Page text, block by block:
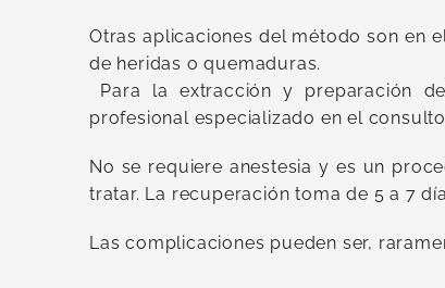
Otras aplicaciones del método son en
de heridas o quemaduras.
Para la extracción y preparación
profesional especializado en el
No se requiere anestesia y es un
tratar. La recuperación toma de 5 a 7
Las complicaciones pueden ser,